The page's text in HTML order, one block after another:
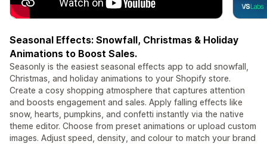
Seasonal Effects: Snowfall, Christmas & Holiday
Animations to Boost Sales.
Seasonly is the easiest seasonal effects app to add snowfall,
Christmas, and holiday animations to your Shopify store.
Create a cosy shopping atmosphere that captures attention
and boosts engagement and sales. Apply falling effects like
snow, hearts, pumpkins, and confetti instantly via the native
theme editor. Choose from preset animations or upload custom
images. Adjust speed, density, and colour to match your brand